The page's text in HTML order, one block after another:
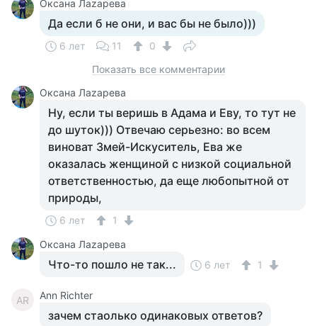
Оксана Лаzaрева
Да если б не они, и вас бы не было)))
6 лет 11
0
Показать все комментарии
Оксана Лаzaрева
Ну, если ты веришь в Адама и Еву, то тут не
до шуток))) Отвечаю серьезно: во всем
виноват Змей-Искуситель, Ева же
оказалась женщиной с низкой социальной
ответственностью, да еще любопытной от
природы,
6 лет
1
Оксана Лаzaрева
Что-то пошло не так... 6 лет 1
AR Ann Richter
зачем стаолько одинаковых ответов?